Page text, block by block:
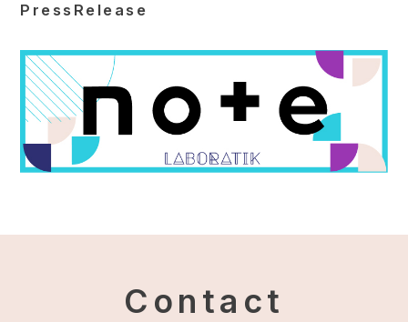
PressRelease
Contact